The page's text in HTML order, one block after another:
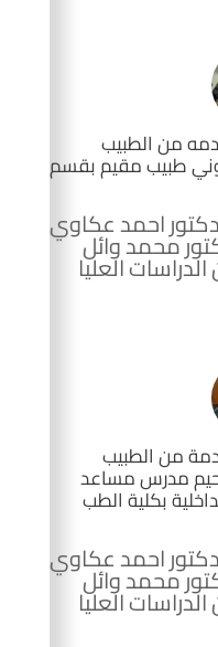
من الطبيب
طبيب مقيم بقسم
احمد عكاوي
محمد وائل
العليا
من الطبيب
مدرس مساعد
بكلية الطب
احمد عكاوي
محمد وائل
العليا